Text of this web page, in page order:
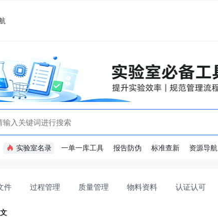
实验室名录 一单一库工具 报告防伪 标准查新 资源导航
件 过程管理 质量管理 物料资料 认证认可